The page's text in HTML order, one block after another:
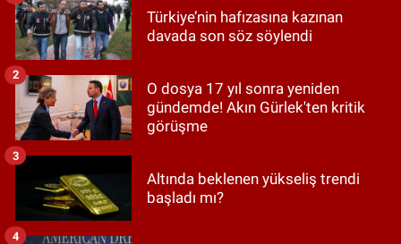
Türkiye’nin hafızasına kazınan
davada son söz söylendi
O dosya 17 yıl sonra yeniden
gündemde! Akın Gürlek'ten kritik
görüşme
2
Altında beklenen yükseliş trendi
başladı mı?
3
4